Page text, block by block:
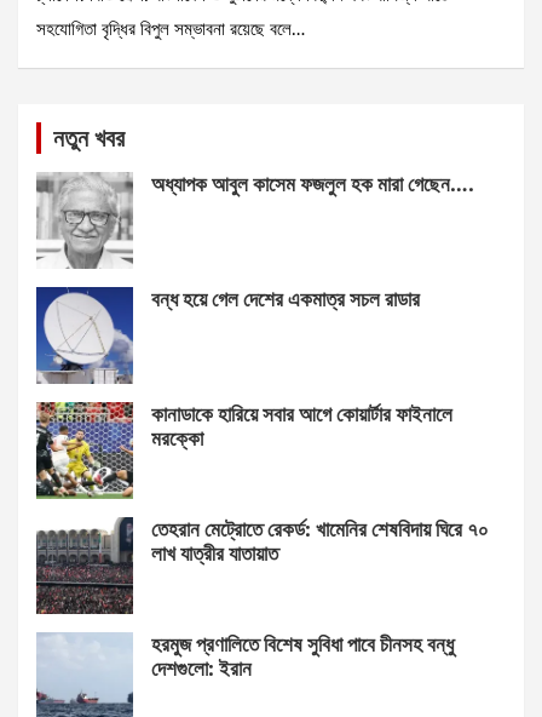
সহযোগিতা বৃদ্ধির বিপুল সম্ভাবনা রয়েছে বলে…
নতুন খবর
অধ্যাপক আবুল কাসেম ফজলুল হক মারা গেছেন….
বন্ধ হয়ে গেল দেশের একমাত্র সচল রাডার
কানাডাকে হারিয়ে সবার আগে কোয়ার্টার ফাইনালে
মরক্কো
তেহরান মেট্রোতে রেকর্ড: খামেনির শেষবিদায় ঘিরে ৭০
লাখ যাত্রীর যাতায়াত
হরমুজ প্রণালিতে বিশেষ সুবিধা পাবে চীনসহ বন্ধু
দেশগুলো: ইরান